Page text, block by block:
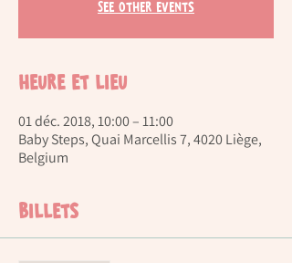
See other events
Heure et lieu
01 déc. 2018, 10:00 – 11:00
Baby Steps, Quai Marcellis 7, 4020 Liège,
Belgium
Billets